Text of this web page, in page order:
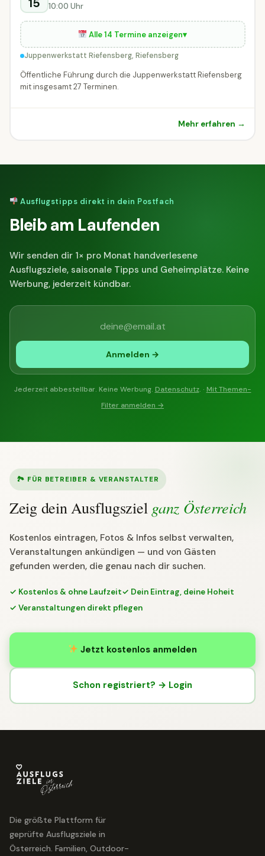
10:00 Uhr
Alle 14 Termine anzeigen▾
Juppenwerkstatt Riefensberg, Riefensberg
Öffentliche Führung durch die Juppenwerkstatt Riefensberg
mit insgesamt 27 Terminen.
Mehr erfahren →
Ausflugstipps direkt in dein Postfach
Bleib am Laufenden
Wir senden dir 1× pro Monat handverlesene
Ausflugsziele, saisonale Tipps und Geheimplätze. Keine
Werbung, jederzeit kündbar.
Anmelden →
Jederzeit abbestellbar. Keine Werbung. Datenschutz. · Mit Themen-
Filter anmelden →
🏞 FÜR BETREIBER & VERANSTALTER
Zeig dein Ausflugsziel ganz Österreich
Kostenlos eintragen, Fotos & Infos selbst verwalten,
Veranstaltungen ankündigen — und von Gästen
gefunden werden, die genau nach dir suchen.
✓ Kostenlos & ohne Laufzeit✓ Dein Eintrag, deine Hoheit
✓ Veranstaltungen direkt pflegen
Jetzt kostenlos anmelden
Schon registriert? → Login
Die größte Plattform für
geprüfte Ausflugsziele in
Österreich. Familien, Outdoor-